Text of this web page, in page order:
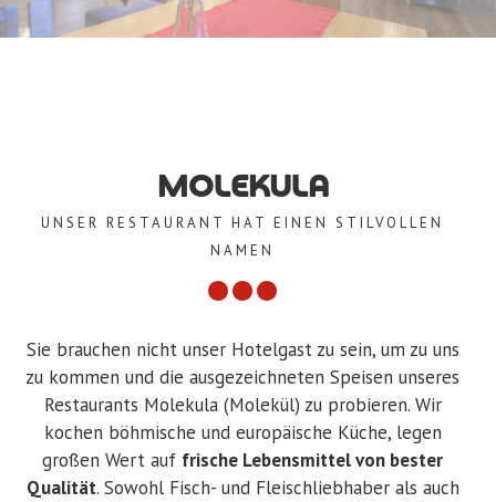
MOLEKULA
UNSER RESTAURANT HAT EINEN STILVOLLEN
NAMEN
Sie brauchen nicht unser Hotelgast zu sein, um zu uns
zu kommen und die ausgezeichneten Speisen unseres
Restaurants Molekula (Molekül) zu probieren. Wir
kochen böhmische und europäische Küche, legen
großen Wert auf frische Lebensmittel von bester
Qualität. Sowohl Fisch- und Fleischliebhaber als auch